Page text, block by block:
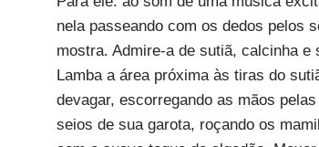
nela passeando com os dedos pelos
mostra. Admire-a de sutiã, calcinha
Lamba a área próxima às tiras do
devagar, escorregando as mãos
seios de sua garota, roçando os